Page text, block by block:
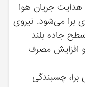
هدایت جریان هوا
برا می‌شود. نیروی
جاده بلند
افزایش مصرف
چسبندگی